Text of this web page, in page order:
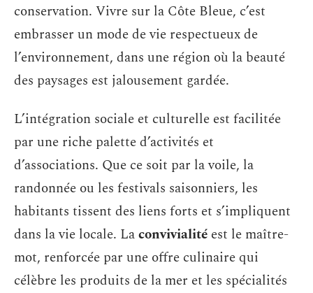
conservation. Vivre sur la Côte Bleue, c’est
embrasser un mode de vie respectueux de
l’environnement, dans une région où la beauté
des paysages est jalousement gardée.
L’intégration sociale et culturelle est facilitée
par une riche palette d’activités et
d’associations. Que ce soit par la voile, la
randonnée ou les festivals saisonniers, les
habitants tissent des liens forts et s’impliquent
dans la vie locale. Laconvivialité est le maître-
mot, renforcée par une offre culinaire qui
célèbre les produits de la mer et les spécialités